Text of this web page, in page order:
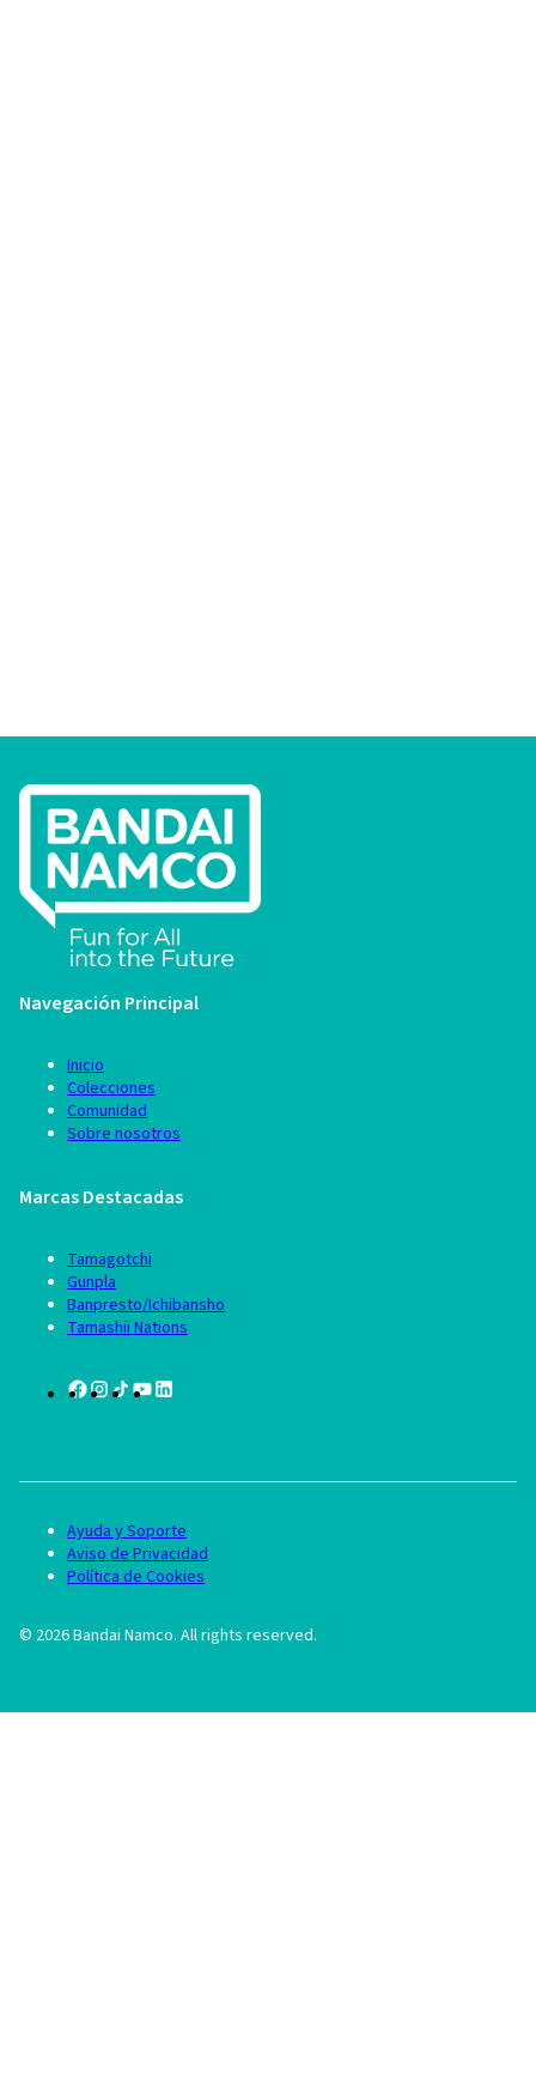
Navegación Principal
Inicio
Colecciones
Comunidad
Sobre nosotros
Marcas Destacadas
Tamagotchi
Gunpla
Banpresto/Ichibansho
Tamashii Nations
© 2026Bandai Namco. All rights reserved.
Ayuda y Soporte
Aviso de Privacidad
Política de Cookies